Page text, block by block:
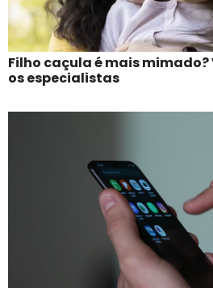
Filho caçula é mais
os especialistas